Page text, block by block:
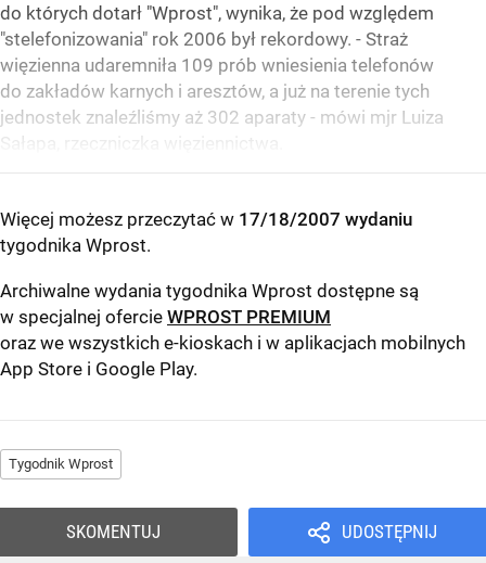
do których dotarł "Wprost", wynika, że pod względem
"stelefonizowania" rok 2006 był rekordowy. - Straż
więzienna udaremniła 109 prób wniesienia telefonów
do zakładów karnych i aresztów, a już na terenie tych
jednostek znaleźliśmy aż 302 aparaty - mówi mjr Luiza
Sałapa, rzeczniczka więziennictwa.
Więcej możesz przeczytać w 17/18/2007 wydaniu
tygodnika Wprost.
Archiwalne wydania tygodnika Wprost dostępne są
w specjalnej ofercie WPROST PREMIUM
oraz we wszystkich e-kioskach i w aplikacjach mobilnych
App Store i Google Play.
Tygodnik Wprost
UDOSTĘPNIJ
SKOMENTUJ